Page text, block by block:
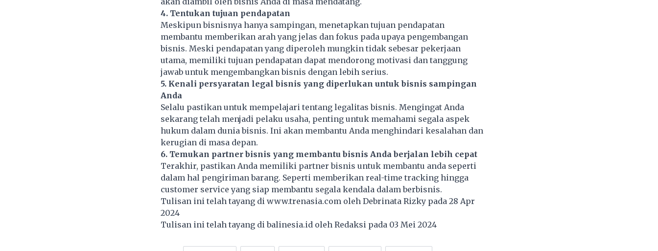
4. Tentukan tujuan pendapatan
Meskipun bisnisnya hanya sampingan, menetapkan tujuan pendapatan
membantu memberikan arah yang jelas dan fokus pada upaya pengembangan
bisnis. Meski pendapatan yang diperoleh mungkin tidak sebesar pekerjaan
utama, memiliki tujuan pendapatan dapat mendorong motivasi dan tanggung
jawab untuk mengembangkan bisnis dengan lebih serius.
5. Kenali persyaratan legal bisnis yang diperlukan untuk bisnis sampingan
Anda
Selalu pastikan untuk mempelajari tentang legalitas bisnis. Mengingat Anda
sekarang telah menjadi pelaku usaha, penting untuk memahami segala aspek
hukum dalam dunia bisnis. Ini akan membantu Anda menghindari kesalahan dan
kerugian di masa depan.
6. Temukan partner bisnis yang membantu bisnis Anda berjalan lebih cepat
Terakhir, pastikan Anda memiliki partner bisnis untuk membantu anda seperti
dalam hal pengiriman barang. Seperti memberikan real-time tracking hingga
customer service yang siap membantu segala kendala dalam berbisnis.
Tulisan ini telah tayang di www.trenasia.comoleh Debrinata Rizky pada 28 Apr
2024
Tulisan ini telah tayang dibalinesia.idoleh Redaksi pada 03 Mei 2024